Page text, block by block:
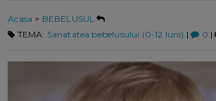
Acasa > BEBELUSUL
TEMA: Sanatatea bebelusului (0-12 luni) | 0 |